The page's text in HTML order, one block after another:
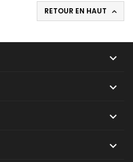
RETOUR EN HAUT 



